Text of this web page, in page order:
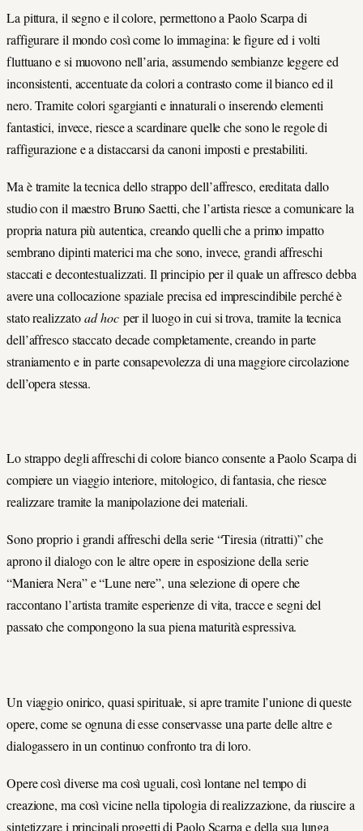
La pittura, il segno e il colore, permettono a Paolo Scarpa di
raffigurare il mondo così come lo immagina: le figure ed i volti
fluttuano e si muovono nell’aria, assumendo sembianze leggere ed
inconsistenti, accentuate da colori a contrasto come il bianco ed il
nero. Tramite colori sgargianti e innaturali o inserendo elementi
fantastici, invece, riesce a scardinare quelle che sono le regole di
raffigurazione e a distaccarsi da canoni imposti e prestabiliti.
Ma è tramite la tecnica dello strappo dell’affresco, ereditata dallo
studio con il maestro Bruno Saetti, che l’artista riesce a comunicare la
propria natura più autentica, creando quelli che a primo impatto
sembrano dipinti materici ma che sono, invece, grandi affreschi
staccati e decontestualizzati. Il principio per il quale un affresco debba
avere una collocazione spaziale precisa ed imprescindibile perché è
stato realizzatoad hocper il luogo in cui si trova, tramite la tecnica
dell’affresco staccato decade completamente, creando in parte
straniamento e in parte consapevolezza di una maggiore circolazione
dell’opera stessa.
Lo strappo degli affreschi di colore bianco consente a Paolo Scarpa di
compiere un viaggio interiore, mitologico, di fantasia, che riesce
realizzare tramite la manipolazione dei materiali.
Sono proprio i grandi affreschi della serie “Tiresia (ritratti)” che
aprono il dialogo con le altre opere in esposizione della serie
“Maniera Nera” e “Lune nere”, una selezione di opere che
raccontano l’artista tramite esperienze di vita, tracce e segni del
passato che compongono la sua piena maturità espressiva.
Un viaggio onirico, quasi spirituale, si apre tramite l’unione di queste
opere, come se ognuna di esse conservasse una parte delle altre e
dialogassero in un continuo confronto tra di loro.
Opere così diverse ma così uguali, così lontane nel tempo di
creazione, ma così vicine nella tipologia di realizzazione, da riuscire a
sintetizzare i principali progetti di Paolo Scarpa e della sua lunga